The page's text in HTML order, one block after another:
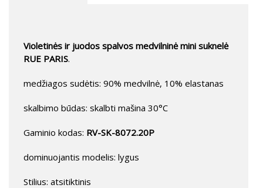
Violetinės ir juodos spalvos medvilninė mini suknelė
RUE PARIS.
medžiagos sudėtis: 90% medvilnė, 10% elastanas
skalbimo būdas: skalbti mašina 30°C
Gaminio kodas: RV-SK-8072.20P
dominuojantis modelis: lygus
Stilius: atsitiktinis